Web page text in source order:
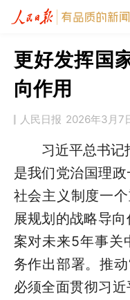
更好发挥国
向作用
人民日报 2026年3月7
习近平总书记指
是我们党治国理
社会主义制度一
展规划的战略导向
案对未来5年事关
务作出部署。推动
必须全面贯彻习